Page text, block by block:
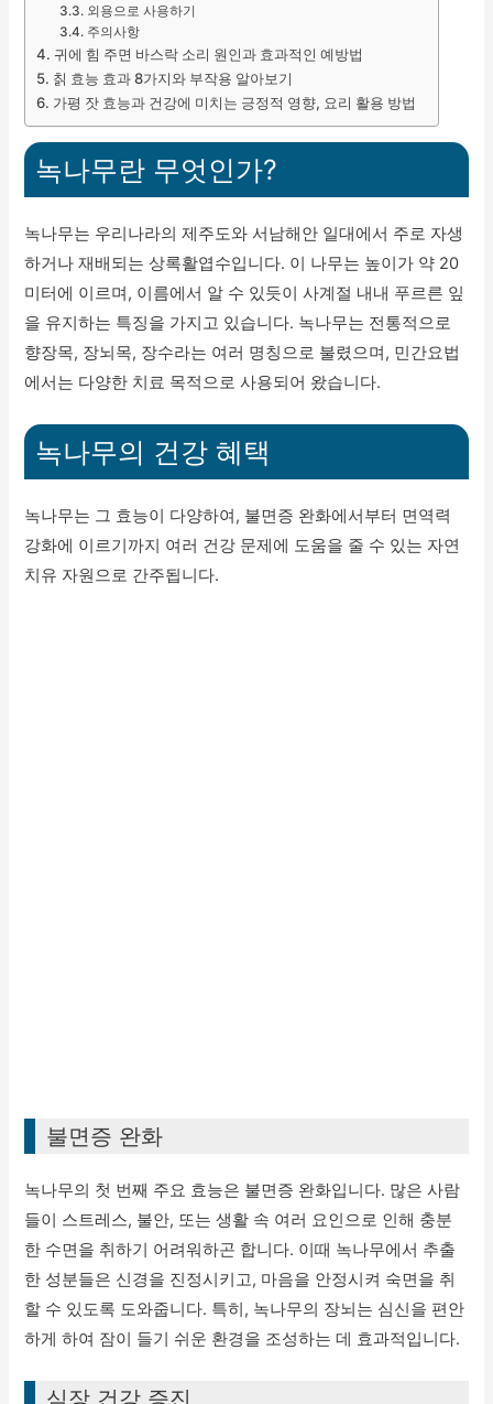
외용으로 사용하기
주의사항
귀에 힘 주면 바스락 소리 원인과 효과적인 예방법
칡 효능 효과 8가지와 부작용 알아보기
가평 잣 효능과 건강에 미치는 긍정적 영향, 요리 활용 방법
녹나무란 무엇인가?
녹나무는 우리나라의 제주도와 서남해안 일대에서 주로 자생
하거나 재배되는 상록활엽수입니다. 이 나무는 높이가 약 20
미터에 이르며, 이름에서 알 수 있듯이 사계절 내내 푸르른 잎
을 유지하는 특징을 가지고 있습니다. 녹나무는 전통적으로
향장목, 장뇌목, 장수라는 여러 명칭으로 불렸으며, 민간요법
에서는 다양한 치료 목적으로 사용되어 왔습니다.
녹나무의 건강 혜택
녹나무는 그 효능이 다양하여, 불면증 완화에서부터 면역력
강화에 이르기까지 여러 건강 문제에 도움을 줄 수 있는 자연
치유 자원으로 간주됩니다.
불면증 완화
녹나무의 첫 번째 주요 효능은 불면증 완화입니다. 많은 사람
들이 스트레스, 불안, 또는 생활 속 여러 요인으로 인해 충분
한 수면을 취하기 어려워하곤 합니다. 이때 녹나무에서 추출
한 성분들은 신경을 진정시키고, 마음을 안정시켜 숙면을 취
할 수 있도록 도와줍니다. 특히, 녹나무의 장뇌는 심신을 편안
하게 하여 잠이 들기 쉬운 환경을 조성하는 데 효과적입니다.
심장 건강 증진